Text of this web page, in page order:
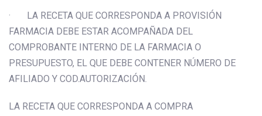
· LA RECETA QUE CORRESPONDA A PROVISIÓN
FARMACIA DEBE ESTAR ACOMPAÑADA DEL
COMPROBANTE INTERNO DE LA FARMACIA O
PRESUPUESTO, EL QUE DEBE CONTENER NÚMERO DE
AFILIADO Y COD.AUTORIZACIÓN.
LA RECETA QUE CORRESPONDA A COMPRA